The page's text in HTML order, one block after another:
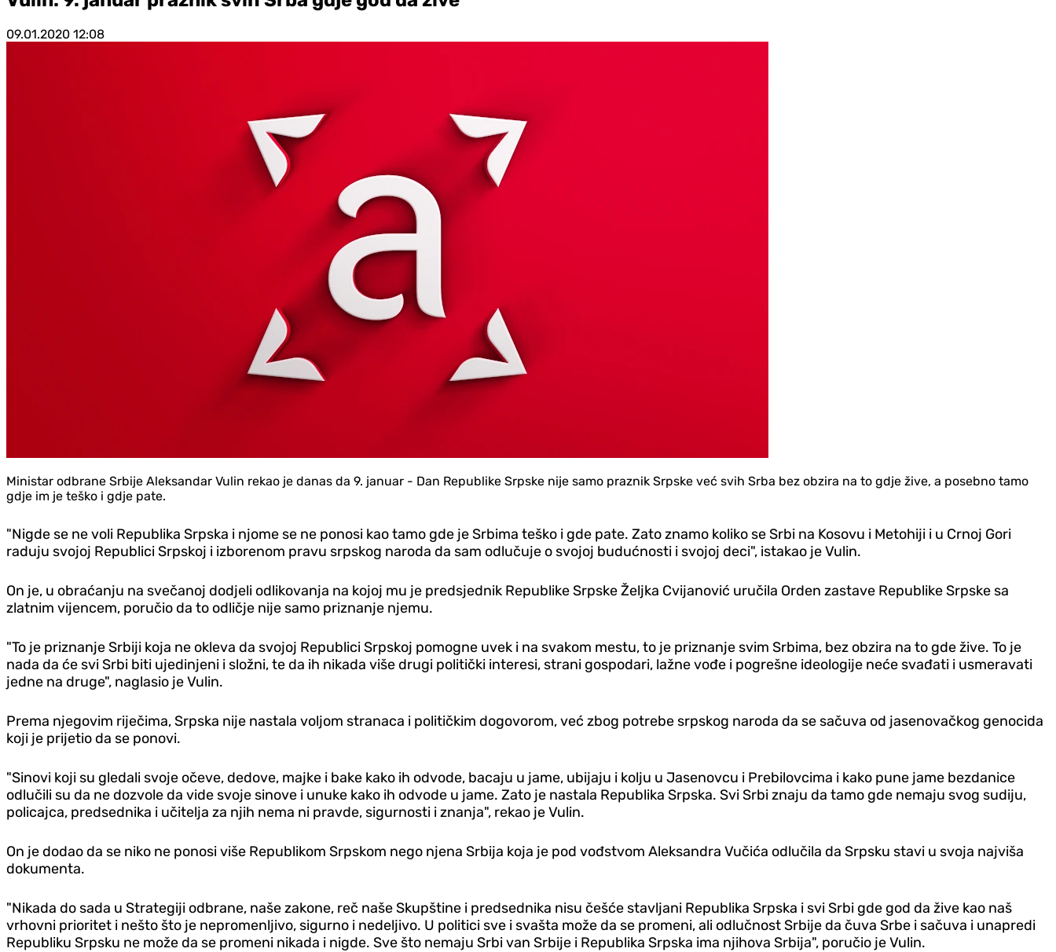
09.01.2020 12:08
Ministar odbrane Srbije Aleksandar Vulin rekao je danas da 9. januar - Dan Republike Srpske nije samo praznik Srpske već svih Srba bez obzira na to gdje žive, a posebno tamo
gdje im je teško i gdje pate.
"Nigde se ne voli Republika Srpska i njome se ne ponosi kao tamo gde je Srbima teško i gde pate. Zato znamo koliko se Srbi na Kosovu i Metohiji i u Crnoj Gori
raduju svojoj Republici Srpskoj i izborenom pravu srpskog naroda da sam odlučuje o svojoj budućnosti i svojoj deci", istakao je Vulin.
On je, u obraćanju na svečanoj dodjeli odlikovanja na kojoj mu je predsjednik Republike Srpske Željka Cvijanović uručila Orden zastave Republike Srpske sa
zlatnim vijencem, poručio da to odličje nije samo priznanje njemu.
"To je priznanje Srbiji koja ne okleva da svojoj Republici Srpskoj pomogne uvek i na svakom mestu, to je priznanje svim Srbima, bez obzira na to gde žive. To je
nada da će svi Srbi biti ujedinjeni i složni, te da ih nikada više drugi politički interesi, strani gospodari, lažne vođe i pogrešne ideologije neće svađati i usmeravati
jedne na druge", naglasio je Vulin.
Prema njegovim riječima, Srpska nije nastala voljom stranaca i političkim dogovorom, već zbog potrebe srpskog naroda da se sačuva od jasenovačkog genocida
koji je prijetio da se ponovi.
"Sinovi koji su gledali svoje očeve, dedove, majke i bake kako ih odvode, bacaju u jame, ubijaju i kolju u Jasenovcu i Prebilovcima i kako pune jame bezdanice
odlučili su da ne dozvole da vide svoje sinove i unuke kako ih odvode u jame. Zato je nastala Republika Srpska. Svi Srbi znaju da tamo gde nemaju svog sudiju,
policajca, predsednika i učitelja za njih nema ni pravde, sigurnosti i znanja", rekao je Vulin.
On je dodao da se niko ne ponosi više Republikom Srpskom nego njena Srbija koja je pod vođstvom Aleksandra Vučića odlučila da Srpsku stavi u svoja najviša
dokumenta.
"Nikada do sada u Strategiji odbrane, naše zakone, reč naše Skupštine i predsednika nisu češće stavljani Republika Srpska i svi Srbi gde god da žive kao naš
vrhovni prioritet i nešto što je nepromenljivo, sigurno i nedeljivo. U politici sve i svašta može da se promeni, ali odlučnost Srbije da čuva Srbe i sačuva i unapredi
Republiku Srpsku ne može da se promeni nikada i nigde. Sve što nemaju Srbi van Srbije i Republika Srpska ima njihova Srbija", poručio je Vulin.